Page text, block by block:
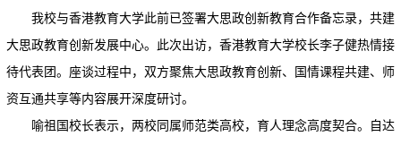
我校与香港教育大学此前已签署大思政创新教育合作备忘录，共建
大思政教育创新发展中心。此次出访，香港教育大学校长李子健热情接
待代表团。座谈过程中，双方聚焦大思政教育创新、国情课程共建、师
资互通共享等内容展开深度研讨。
喻祖国校长表示，两校同属师范类高校，育人理念高度契合。自达